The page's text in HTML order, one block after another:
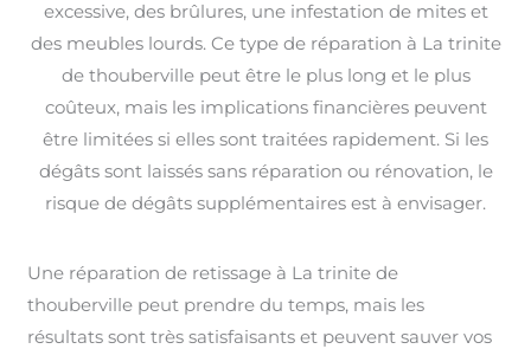
excessive, des brûlures, une infestation de mites et
des meubles lourds. Ce type de réparation à La trinite
de thouberville peut être le plus long et le plus
coûteux, mais les implications financières peuvent
être limitées si elles sont traitées rapidement. Si les
dégâts sont laissés sans réparation ou rénovation, le
risque de dégâts supplémentaires est à envisager.
Une réparation de retissage à La trinite de
thouberville peut prendre du temps, mais les
résultats sont très satisfaisants et peuvent sauver vos